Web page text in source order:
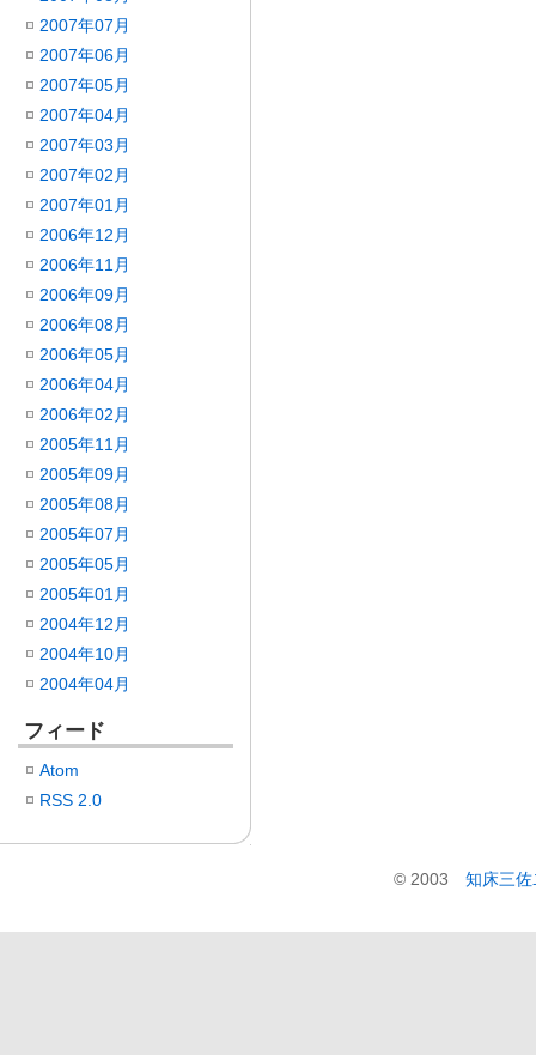
2007年07月
2007年06月
2007年05月
2007年04月
2007年03月
2007年02月
2007年01月
2006年12月
2006年11月
2006年09月
2006年08月
2006年05月
2006年04月
2006年02月
2005年11月
2005年09月
2005年08月
2005年07月
2005年05月
2005年01月
2004年12月
2004年10月
2004年04月
フィード
Atom
RSS 2.0
© 2003 知床三